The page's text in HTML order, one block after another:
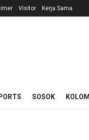
Visitor Kerja Sama
SOSOK KOLOM